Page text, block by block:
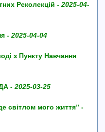
Реколекцій - 2025-04-
- 2025-04-04
з Пункту Навчання
- 2025-03-25
світлом мого життя” -